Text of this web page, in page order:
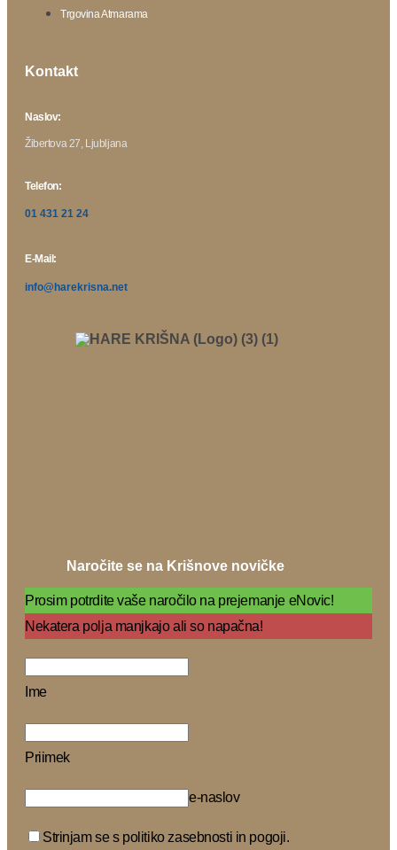
Trgovina Atmarama
Kontakt
Naslov:
Žibertova 27, Ljubljana
Telefon:
01 431 21 24
E-Mail:
info@harekrisna.net
Naročite se na Krišnove novičke
Prosim potrdite vaše naročilo na prejemanje eNovic!
Nekatera polja manjkajo ali so napačna!
Ime
Priimek
e-naslov
Strinjam se s politiko zasebnosti in pogoji.